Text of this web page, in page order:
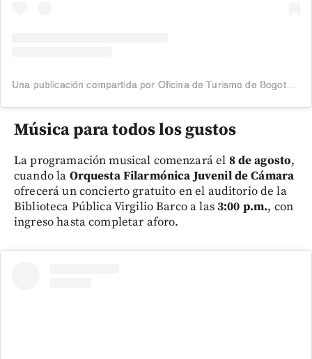
Una publicación compartida por Oficina de Turismo de Bogotá (@bogota_turismo)
Música para todos los gustos
La programación musical comenzará el 8 de agosto,
cuando la Orquesta Filarmónica Juvenil de Cámara
ofrecerá un concierto gratuito en el auditorio de la
Biblioteca Pública Virgilio Barco a las3:00 p.m., con
ingreso hasta completar aforo.